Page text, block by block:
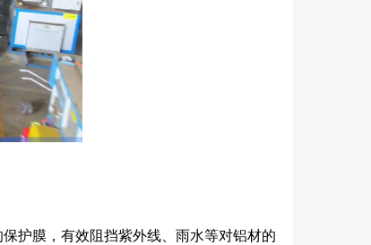
护膜，有效阻挡紫外线、雨水等对铝材的